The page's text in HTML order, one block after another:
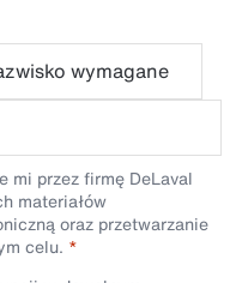
wymagane
mi przez firmę DeLaval
materiałów
oraz przetwarzanie
celu.